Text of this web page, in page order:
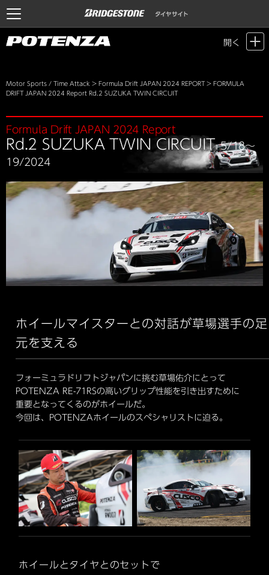
開く
Motor Sports / Time Attack > Formula Drift JAPAN 2024 REPORT> FORMULA
DRIFT JAPAN 2024 Report Rd.2 SUZUKA TWIN CIRCUIT
Formula Drift JAPAN 2024 Report
Rd.2 SUZUKA TWIN CIRCUIT5/18～
19/2024
ホイールマイスターとの対話が草場選手の足
元を支える
フォーミュラドリフトジャパンに挑む草場佑介にとって
POTENZA RE-71RSの高いグリップ性能を引き出すために
重要となってくるのがホイールだ。
今回は、POTENZAホイールのスペシャリストに迫る。
ホイールとタイヤとのセットで